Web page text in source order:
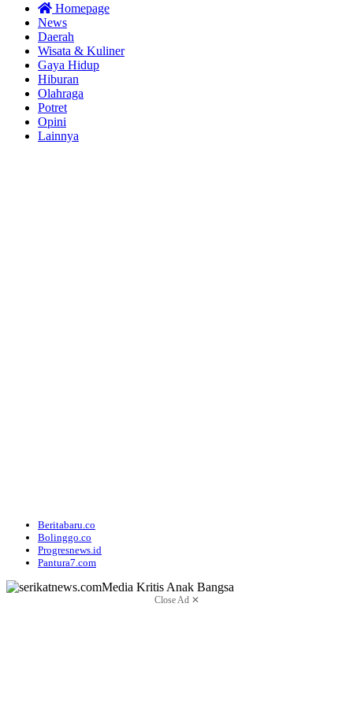
Homepage
News
Daerah
Wisata & Kuliner
Gaya Hidup
Hiburan
Olahraga
Potret
Opini
Lainnya
Beritabaru.co
Bolinggo.co
Progresnews.id
Pantura7.com
Close Ad ✕